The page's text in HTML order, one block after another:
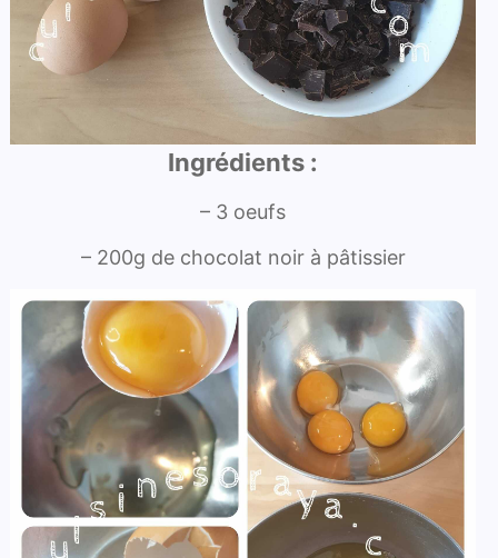
Ingrédients :
– 3 oeufs
– 200g de chocolat noir à pâtissier